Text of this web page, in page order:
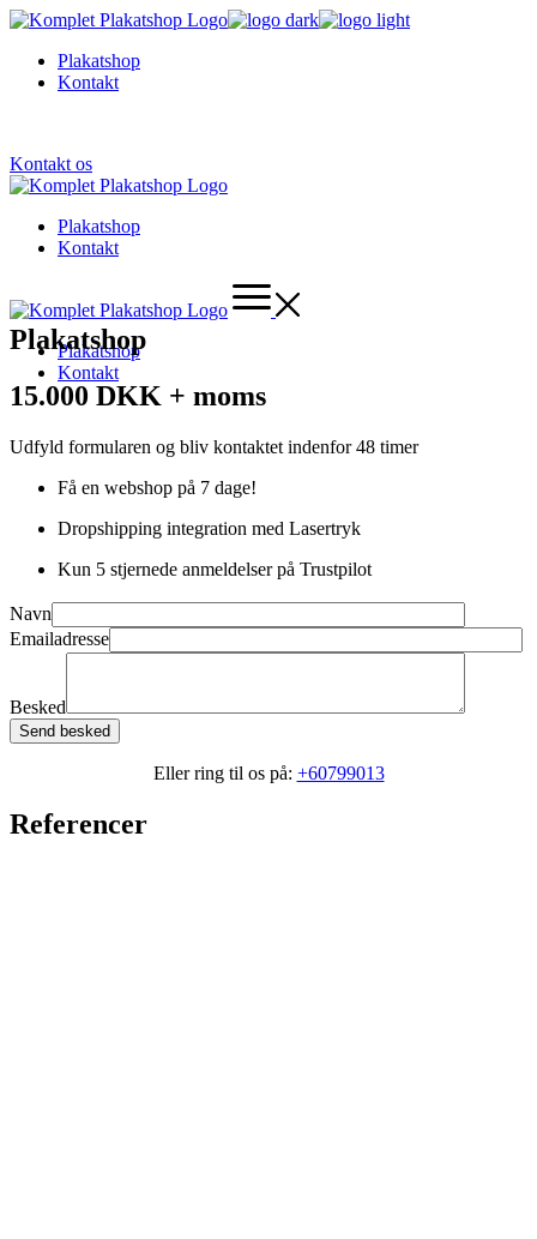
Skip
content
Plakatshop
Kontakt
Kontakt os
Plakatshop
Kontakt
Plakatshop
Kontakt
Plakatshop
15.000 DKK + moms
Udfyld formularen og bliv kontaktet indenfor 48 timer
Få en webshop på 7 dage!
Dropshipping integration med Lasertryk
Kun 5 stjernede anmeldelser på Trustpilot
Navn
Emailadresse
Besked
Send besked
Eller ring til os på: +60799013
Referencer